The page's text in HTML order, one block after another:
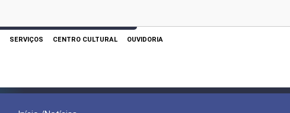
SERVIÇOS CENTRO CULTURAL OUVIDORIA